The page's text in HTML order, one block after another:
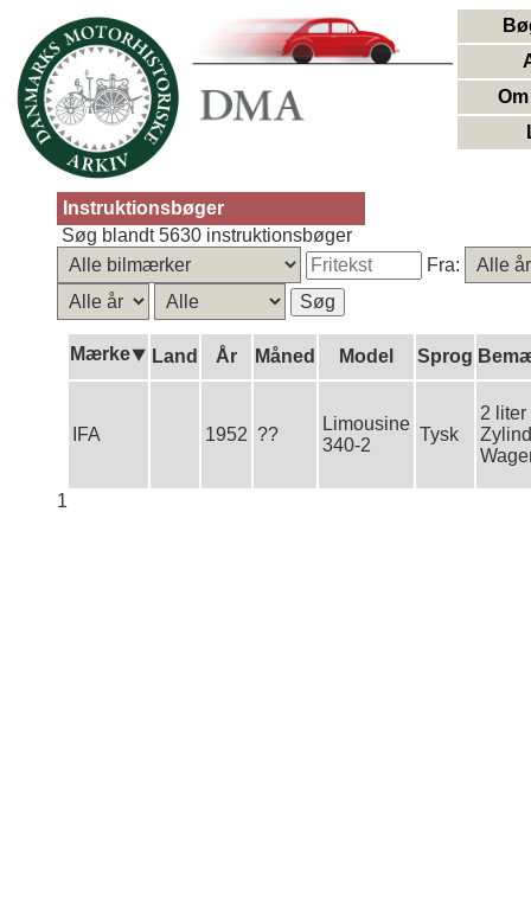
Instruktionsbøger
Søg blandt 5630 instruktionsbøger
Fra:
Mærke⯆ Land År Måned Model Sprog
IFA 1952 ??
Limousine
340-2
Tysk
2 liter
1